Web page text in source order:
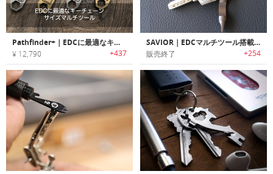
Pathfinder+｜EDCに最適なキーチェーンサイズマルチツール「パスファインダー」
¥ 12,790 +437
SAVIOR｜EDCマルチツール搭載チタン製キーリング「セービアー」
販売終了 +254